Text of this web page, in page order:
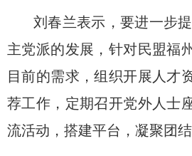
刘春兰表示，要进一步
主党派的发展，针对民盟福
目前的需求，组织开展人才
荐工作，定期召开党外人士
流活动，搭建平台，凝聚团结